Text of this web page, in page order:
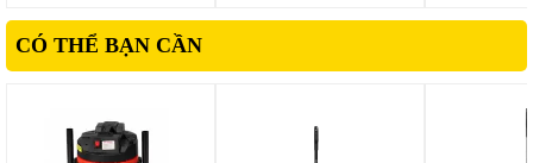
Chế độ mạnh: Dành cho vị trí nhiều bụi hoặc rác nặng.
Sự linh hoạt này giúp tiết kiệm pin hơn khi chỉ cần dùng ở
mức phù hợp.
CÓ THỂ BẠN CẦN